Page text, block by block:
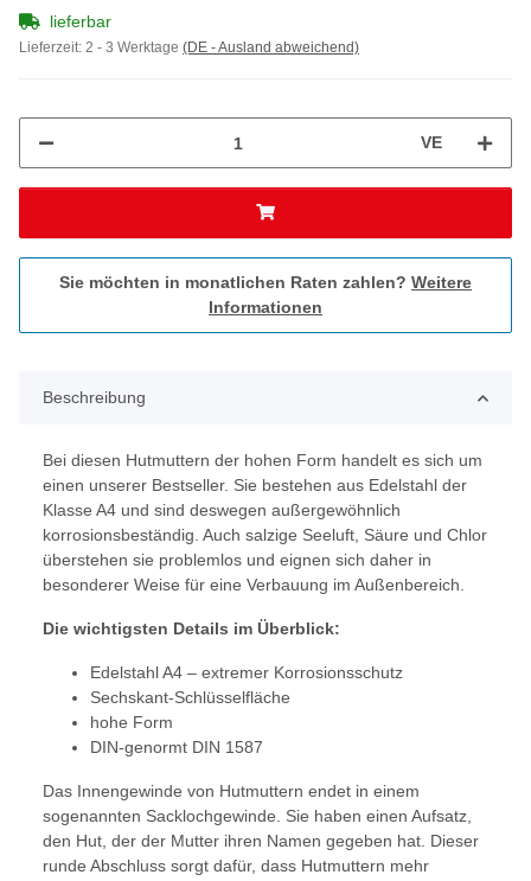
lieferbar
Lieferzeit: 2 - 3 Werktage (DE - Ausland abweichend)
VE
Sie möchten in monatlichen Raten zahlen? Weitere
Informationen
Beschreibung
Bei diesen Hutmuttern der hohen Form handelt es sich um
einen unserer Bestseller. Sie bestehen aus Edelstahl der
Klasse A4 und sind deswegen außergewöhnlich
korrosionsbeständig. Auch salzige Seeluft, Säure und Chlor
überstehen sie problemlos und eignen sich daher in
besonderer Weise für eine Verbauung im Außenbereich.
Die wichtigsten Details im Überblick:
Edelstahl A4 – extremer Korrosionsschutz
Sechskant-Schlüsselfläche
hohe Form
DIN-genormt DIN 1587
Das Innengewinde von Hutmuttern endet in einem
sogenannten Sacklochgewinde. Sie haben einen Aufsatz,
den Hut, der der Mutter ihren Namen gegeben hat. Dieser
runde Abschluss sorgt dafür, dass Hutmuttern mehr